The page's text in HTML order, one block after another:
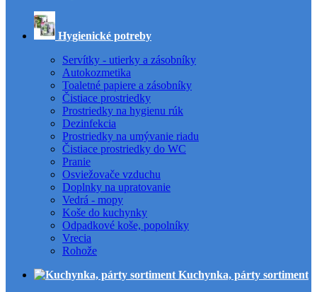
Hygienické potreby
Servítky - utierky a zásobníky
Autokozmetika
Toaletné papiere a zásobníky
Čistiace prostriedky
Prostriedky na hygienu rúk
Dezinfekcia
Prostriedky na umývanie riadu
Čistiace prostriedky do WC
Pranie
Osviežovače vzduchu
Doplnky na upratovanie
Vedrá - mopy
Koše do kuchynky
Odpadkové koše, popolníky
Vrecia
Rohože
Kuchynka, párty sortiment